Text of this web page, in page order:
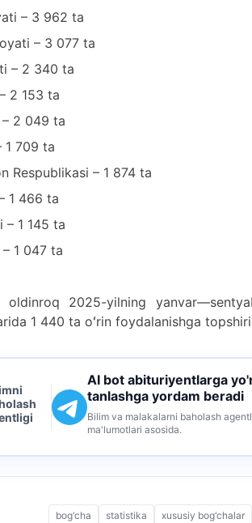
– 3 962 ta
– 3 077 ta
– 2 340 ta
2 153 ta
2 049 ta
1 709 ta
Respublikasi – 1 874 ta
1 466 ta
– 1 145 ta
1 047 ta
oldinroq 2025-yilning
1 440 ta oʻrin foydalanishga
AI bot abituriyentlarga
tanlashga yordam beradi
Bilim va malakalarni baholash
ma'lumotlari asosida.
bog‘cha statistika xususiy bog‘chalar